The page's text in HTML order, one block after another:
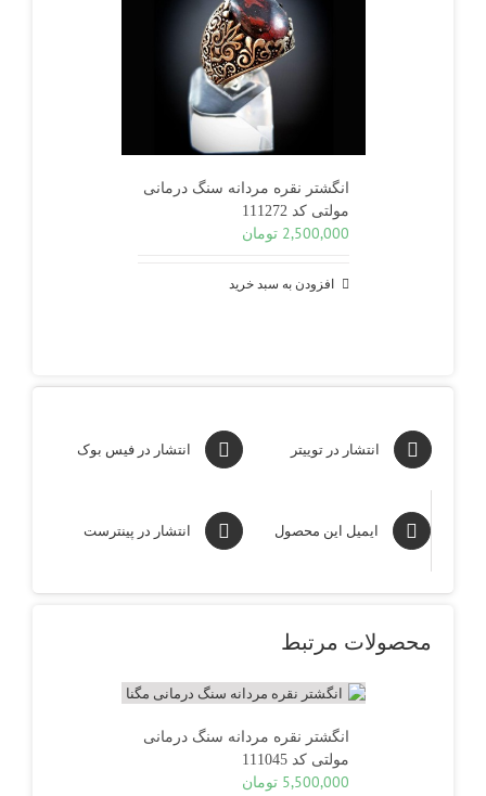
انگشتر نقره مردانه سنگ درمانی
مولتی کد 111272
2,500,000 تومان
افزودن به سبد خرید
انتشار در فیس بوک انتشار در توییتر
انتشار در پینترست ایمیل این محصول
محصولات مرتبط
انگشتر نقره مردانه سنگ درمانی
مولتی کد 111045
5,500,000 تومان